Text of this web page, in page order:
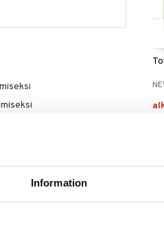
Information
väsymystä ja uupumusta.
toimintaa sekä